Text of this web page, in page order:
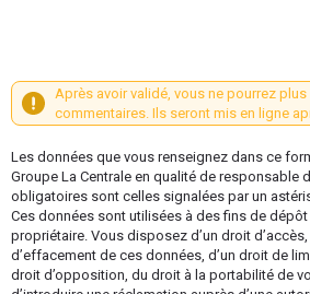
Après avoir validé, vous ne pourrez
commentaires. Ils seront mis en ligne
Les données que vous renseignez dans ce
Groupe La Centrale en qualité de responsable
obligatoires sont celles signalées par un
Ces données sont utilisées à des fins de
propriétaire. Vous disposez d’un droit
d’effacement de ces données, d’un droit de
droit d’opposition, du droit à la portabilité de